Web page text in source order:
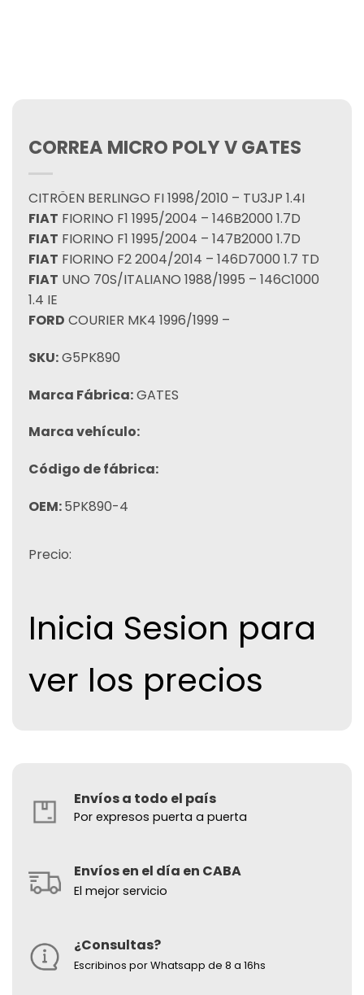
CORREA MICRO POLY V GATES
CITRÖEN BERLINGO FI 1998/2010 – TU3JP 1.4I
FIAT FIORINO F1 1995/2004 – 146B2000 1.7D
FIAT FIORINO F1 1995/2004 – 147B2000 1.7D
FIAT FIORINO F2 2004/2014 – 146D7000 1.7 TD
FIAT UNO 70S/ITALIANO 1988/1995 – 146C1000
1.4 IE
FORD COURIER MK4 1996/1999 –
SKU:G5PK890
Marca Fábrica:GATES
Marca vehículo:
Código de fábrica:
OEM:5PK890-4
Precio:
Inicia Sesion para
ver los precios
Envíos a todo el país
Por expresos puerta a puerta
Envíos en el día en CABA
El mejor servicio
¿Consultas?
Escribinos por Whatsapp de 8 a 16hs